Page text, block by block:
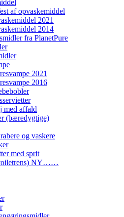
af opvaskemiddel
2021
2014
fra PlanetPure
2021
2016
med affald
(bæredygtige)
og vaskere
med sprit
NY……